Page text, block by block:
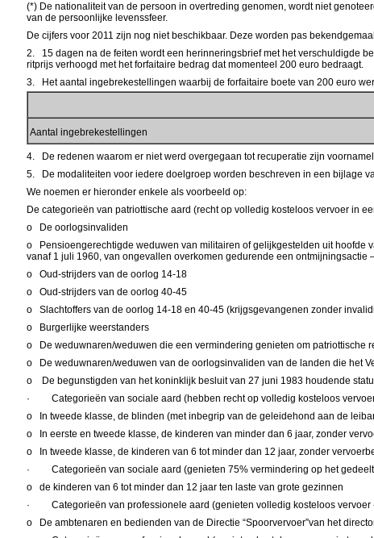
(*) De nationaliteit van de persoon in overtreding genomen, wordt niet
van de persoonlijke levenssfeer.
De cijfers voor 2011 zijn nog niet beschikbaar. Deze worden pas
2. 15 dagen na de feiten wordt een herinneringsbrief met het verschuldigde
ritprijs verhoogd met het forfaitaire bedrag dat momenteel 200 euro bedraagt.
3. Het aantal ingebrekestellingen waarbij de forfaitaire boete van 200 euro
Aantal ingebrekestellingen
4. De redenen waarom er niet werd overgegaan tot recuperatie zijn
5. De modaliteiten voor iedere doelgroep worden beschreven in een bijlage
We noemen er hieronder enkele als voorbeeld op:
De categorieën van patriottische aard (recht op volledig kosteloos vervoer in
o De oorlogsinvaliden
o Pensioengerechtigde weduwen vanmilitairen of gelijkgestelden uit hoofde
vanaf 1 juli 1960, van ongevallen overkomen gedurende een ontmijningsactie
oOud-strijders van de oorlog 14-18
oOud-strijders van de oorlog 40-45
oSlachtoffers van de oorlog 14-18 en 40-45 (krijgsgevangenen zonder
o
Burgerlijke weerstanders
o
De weduwnaren/weduwen die een vermindering genieten om patriottische
o De weduwnaren/weduwen van de oorlogsinvaliden van de landen die het
o
De begunstigden van het koninklijk besluit van 27 juni 1983 houdende
· Categorieën van sociale aard (hebben recht op volledig kosteloos
o In tweede klasse, de blinden (met inbegrip van de geleidehond aan de
o In eerste en tweede klasse, de kinderen van minder dan 6 jaar, zonder
o In tweede klasse, de kinderen van 6 tot minder dan 12 jaar, zonder
·Categorieën van sociale aard (genieten 75%vermindering op het
o de kinderen van 6 tot minder dan 12 jaar ten laste van grote gezinnen
·Categorieën van professionele aard (genieten volledig kosteloos vervoer
o De ambtenaren en bedienden van de Directie “Spoorvervoer”van het